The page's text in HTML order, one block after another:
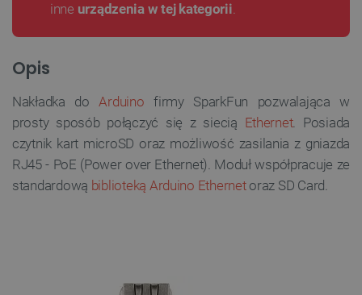
inne urządzenia w tej kategorii.
Opis
Nakładka doArduino firmy SparkFun pozwalająca w
prosty sposób połączyć się z siecią Ethernet. Posiada
czytnik kart microSD oraz możliwość zasilania z gniazda
RJ45 - PoE (Power over Ethernet). Moduł współpracuje ze
standardową biblioteką Arduino Ethernetoraz SD Card.